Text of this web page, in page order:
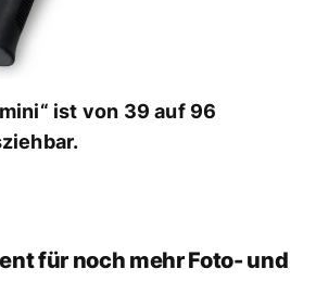
ist von 39 auf 96
für noch mehr Foto- und